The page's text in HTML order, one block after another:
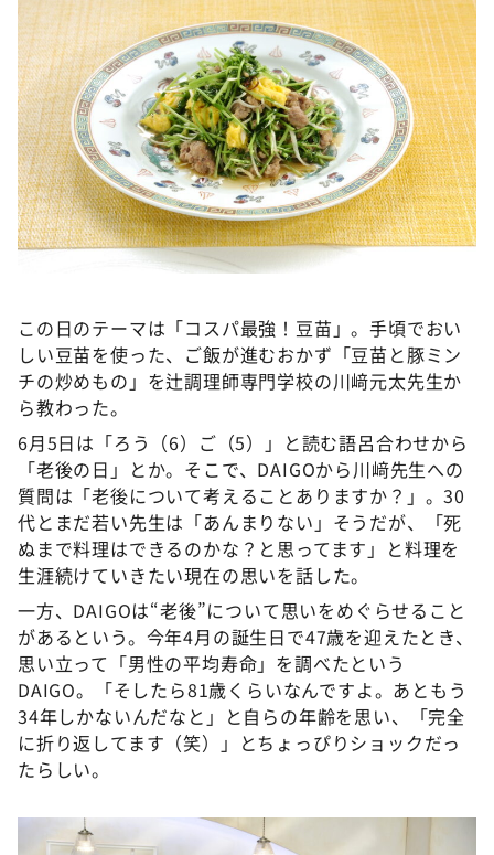
この日のテーマは「コスパ最強！豆苗」。手頃でおい
しい豆苗を使った、ご飯が進むおかず「豆苗と豚ミン
チの炒めもの」を辻調理師専門学校の川﨑元太先生か
ら教わった。
6月5日は「ろう（6）ご（5）」と読む語呂合わせから
「老後の日」とか。そこで、DAIGOから川﨑先生への
質問は「老後について考えることありますか？」。30
代とまだ若い先生は「あんまりない」そうだが、「死
ぬまで料理はできるのかな？と思ってます」と料理を
生涯続けていきたい現在の思いを話した。
一方、DAIGOは“老後”について思いをめぐらせること
があるという。今年4月の誕生日で47歳を迎えたとき、
思い立って「男性の平均寿命」を調べたという
DAIGO。「そしたら81歳くらいなんですよ。あともう
34年しかないんだなと」と自らの年齢を思い、「完全
に折り返してます（笑）」とちょっぴりショックだっ
たらしい。